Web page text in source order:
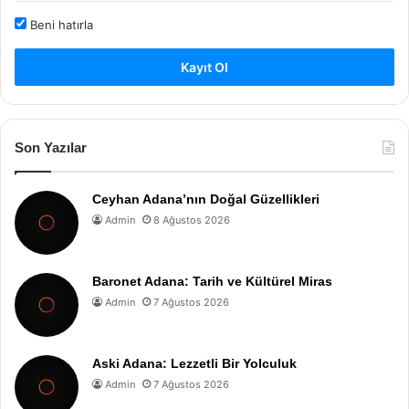
Beni hatırla
Kayıt Ol
Son Yazılar
Ceyhan Adana’nın Doğal Güzellikleri
Admin 8 Ağustos 2026
Baronet Adana: Tarih ve Kültürel Miras
Admin 7 Ağustos 2026
Aski Adana: Lezzetli Bir Yolculuk
Admin 7 Ağustos 2026